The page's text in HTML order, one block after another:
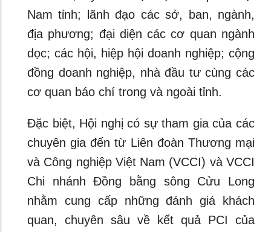
Nam tỉnh; lãnh đạo các sở, ban, ngành,
địa phương; đại diện các cơ quan ngành
dọc; các hội, hiệp hội doanh nghiệp; cộng
đồng doanh nghiệp, nhà đầu tư cùng các
cơ quan báo chí trong và ngoài tỉnh.
Đặc biệt, Hội nghị có sự tham gia của các
chuyên gia đến từ Liên đoàn Thương mại
và Công nghiệp Việt Nam (VCCI) và VCCI
Chi nhánh Đồng bằng sông Cửu Long
nhằm cung cấp những đánh giá khách
quan, chuyên sâu về kết quả PCI của